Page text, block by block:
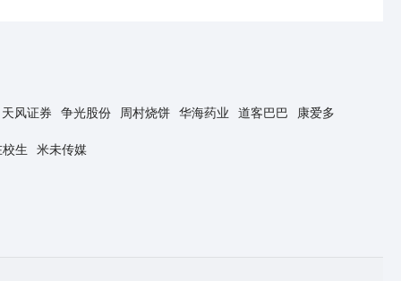
天风证券 争光股份 周村烧饼 华海药业 道客巴巴 康爱多
生 米未传媒